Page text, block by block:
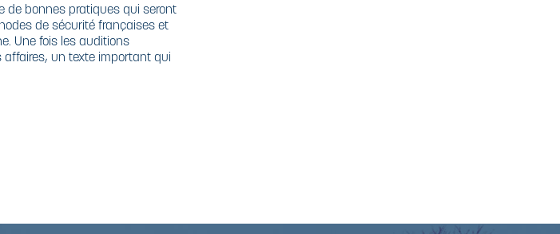
de bonnes pratiques qui seront
de sécurité françaises et
Une fois les auditions
affaires, un texte important qui